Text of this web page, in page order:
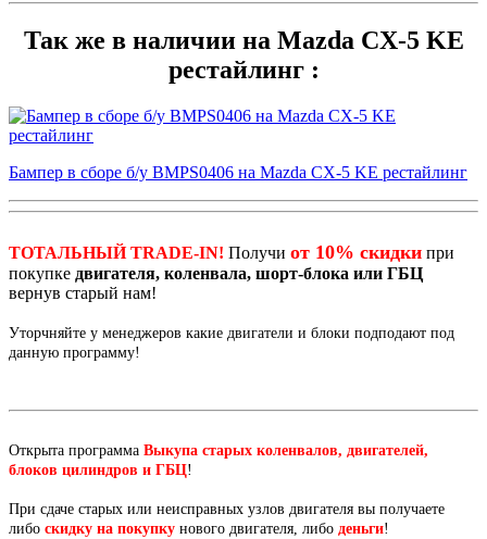
Так же в наличии на Mazda CX-5 KE
рестайлинг :
Бампер в сборе б/у BMPS0406 на Mazda CX-5 KE рестайлинг
ТОТАЛЬНЫЙ TRADE-IN! Получи от 10% скидки при
покупке двигателя, коленвала, шорт-блока или ГБЦ
вернув старый нам!
Уторчняйте у менеджеров какие двигатели и блоки подподают под
данную программу!
Открыта программа Выкупа старых коленвалов, двигателей,
блоков цилиндров и ГБЦ!
При сдаче старых или неисправных узлов двигателя вы получаете
либо скидку на покупку нового двигателя, либо деньги!